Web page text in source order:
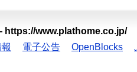
https://www.plathome.co.jp/
電子公告 OpenBlocks